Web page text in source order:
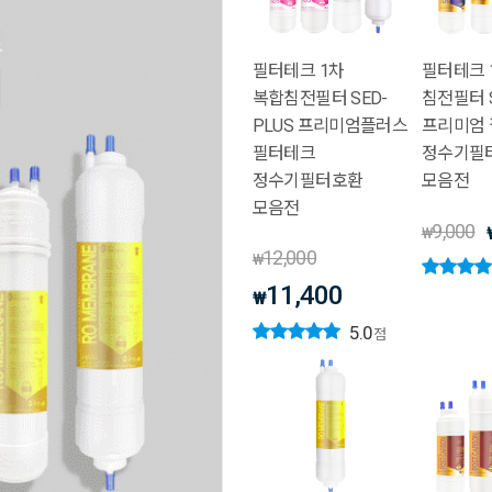
필터테크 1차
복합침전필터 SED-
PLUS 프리미엄플러스
필터테크
정수기필터호환
모음전
₩12,000
₩11,400
5.0점
필터테크
침전필터
프리미엄
정수기필
모음전
₩9,000